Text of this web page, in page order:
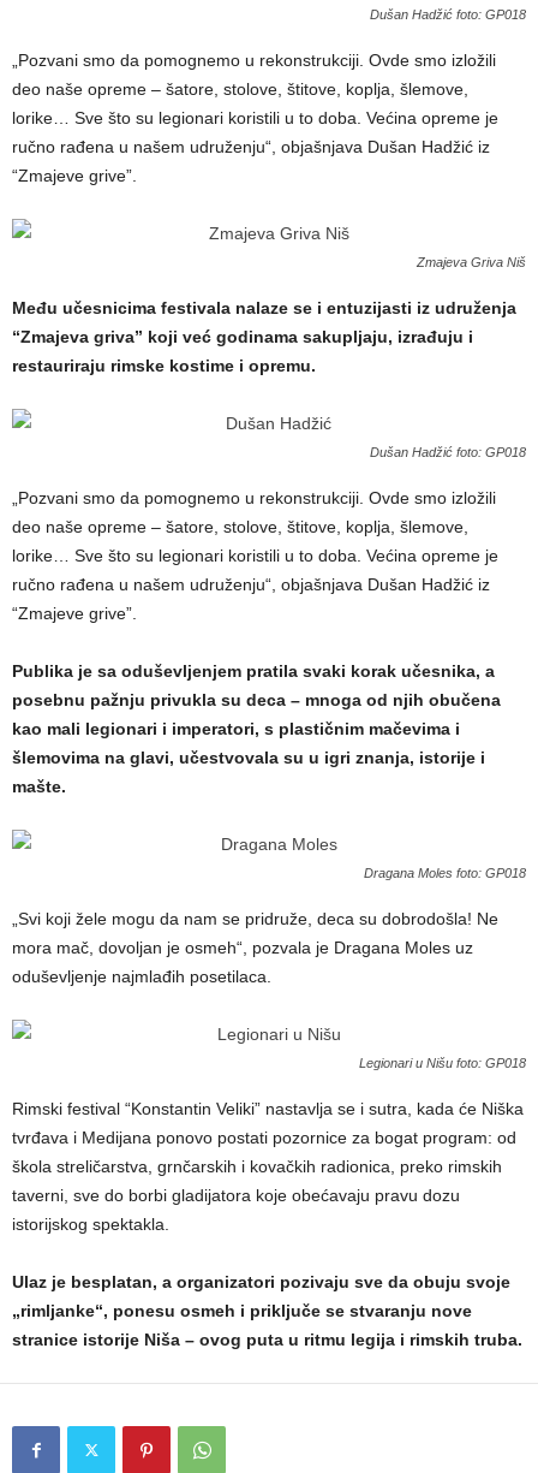
Dušan Hadžić foto: GP018
„Pozvani smo da pomognemo u rekonstrukciji. Ovde smo izložili
deo naše opreme – šatore, stolove, štitove, koplja, šlemove,
lorike… Sve što su legionari koristili u to doba. Većina opreme je
ručno rađena u našem udruženju“, objašnjava Dušan Hadžić iz
“Zmajeve grive”.
Zmajeva Griva Niš
Među učesnicima festivala nalaze se i entuzijasti iz udruženja
“Zmajeva griva” koji već godinama sakupljaju, izrađuju i
restauriraju rimske kostime i opremu.
Dušan Hadžić foto: GP018
„Pozvani smo da pomognemo u rekonstrukciji. Ovde smo izložili
deo naše opreme – šatore, stolove, štitove, koplja, šlemove,
lorike… Sve što su legionari koristili u to doba. Većina opreme je
ručno rađena u našem udruženju“, objašnjava Dušan Hadžić iz
“Zmajeve grive”.
Publika je sa oduševljenjem pratila svaki korak učesnika, a
posebnu pažnju privukla su deca – mnoga od njih obučena
kao mali legionari i imperatori, s plastičnim mačevima i
šlemovima na glavi, učestvovala su u igri znanja, istorije i
mašte.
Dragana Moles foto: GP018
„Svi koji žele mogu da nam se pridruže, deca su dobrodošla! Ne
mora mač, dovoljan je osmeh“, pozvala je Dragana Moles uz
oduševljenje najmlađih posetilaca.
Legionari u Nišu foto: GP018
Rimski festival “Konstantin Veliki” nastavlja se i sutra, kada će Niška
tvrđava i Medijana ponovo postati pozornice za bogat program: od
škola streličarstva, grnčarskih i kovačkih radionica, preko rimskih
taverni, sve do borbi gladijatora koje obećavaju pravu dozu
istorijskog spektakla.
Ulaz je besplatan, a organizatori pozivaju sve da obuju svoje
„rimljanke“, ponesu osmeh i priključe se stvaranju nove
stranice istorije Niša – ovog puta u ritmu legija i rimskih truba.